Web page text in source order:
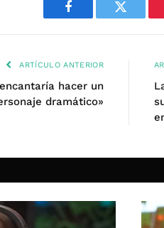
Facebook Twitter
ARTÍCULO ANTERIOR
hacer un
dramático»